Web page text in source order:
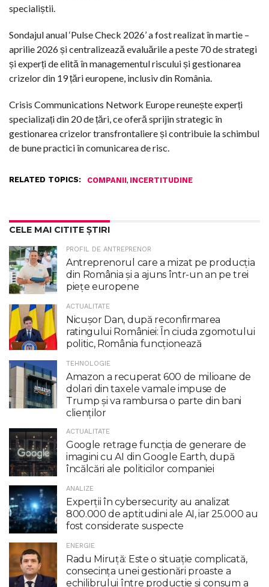
specialiștii.
Sondajul anual ‘Pulse Check 2026’ a fost realizat în martie –
aprilie 2026 și centralizează evaluările a peste 70 de strategi
și experți de elită în managementul riscului și gestionarea
crizelor din 19 țări europene, inclusiv din România.
Crisis Communications Network Europe reunește experți
specializați din 20 de țări, ce oferă sprijin strategic în
gestionarea crizelor transfrontaliere și contribuie la schimbul
de bune practici în comunicarea de risc.
RELATED TOPICS: COMPANII, INCERTITUDINE
CELE MAI CITITE ȘTIRI
PROFIL DE ANTREPRENOR
Antreprenorul care a mizat pe producția
din România și a ajuns într-un an pe trei
piețe europene
ACTUALITATE
Nicuşor Dan, după reconfirmarea
ratingului României: În ciuda zgomotului
politic, România funcţionează
TEHNOLOGIE
Amazon a recuperat 600 de milioane de
dolari din taxele vamale impuse de
Trump şi va rambursa o parte din bani
clienţilor
ACTUALITATE
Google retrage funcţia de generare de
imagini cu AI din Google Earth, după
încălcări ale politicilor companiei
ANALIZE
Experții în cybersecurity au analizat
800.000 de aptitudini ale AI, iar 25.000 au
fost considerate suspecte
ENERGIE
Radu Miruţă: Este o situaţie complicată,
consecinţa unei gestionări proaste a
echilibrului între producţie şi consum a